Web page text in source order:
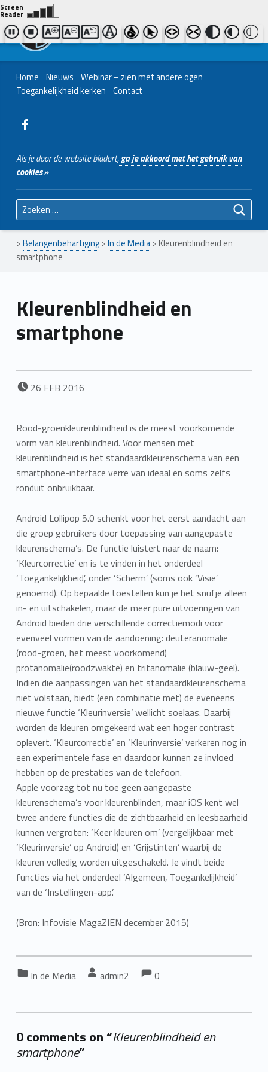
Contact ons
| Bel ons
038 - 427 04 48
Home Nieuws Webinar – zien met andere ogen
Toegankelijkheid kerken Contact
WebMan on Facebook
Als je door de website bladert,ga je akkoord met het gebruik van
cookies »
Zoeken naar:
>Belangenbehartiging>In de Media> Kleurenblindheid en
smartphone
Kleurenblindheid en
smartphone
POSTED ON:
26 FEB 2016
Rood-groenkleurenblindheid is de meest voorkomende
vorm van kleurenblindheid. Voor mensen met
kleurenblindheid is het standaardkleurenschema van een
smartphone-interface verre van ideaal en soms zelfs
ronduit onbruikbaar.
Android Lollipop 5.0 schenkt voor het eerst aandacht aan
die groep gebruikers door toepassing van aangepaste
kleurenschema’s. De functie luistert naar de naam:
‘Kleurcorrectie’ en is te vinden in het onderdeel
‘Toegankelijkheid’, onder ‘Scherm’ (soms ook ‘Visie’
genoemd). Op bepaalde toestellen kun je het snufje alleen
in- en uitschakelen, maar de meer pure uitvoeringen van
Android bieden drie verschillende correctiemodi voor
evenveel vormen van de aandoening: deuteranomalie
(rood-groen, het meest voorkomend)
protanomalie(roodzwakte) en tritanomalie (blauw-geel).
Indien die aanpassingen van het standaardkleurenschema
niet volstaan, biedt (een combinatie met) de eveneens
nieuwe functie ‘Kleurinversie’ wellicht soelaas. Daarbij
worden de kleuren omgekeerd wat een hoger contrast
oplevert. ‘Kleurcorrectie’ en ‘Kleurinversie’ verkeren nog in
een experimentele fase en daardoor kunnen ze invloed
hebben op de prestaties van de telefoon.
Apple voorzag tot nu toe geen aangepaste
kleurenschema’s voor kleurenblinden, maar iOS kent wel
twee andere functies die de zichtbaarheid en leesbaarheid
kunnen vergroten: ‘Keer kleuren om’ (vergelijkbaar met
‘Kleurinversie’ op Android) en ‘Grijstinten’ waarbij de
kleuren volledig worden uitgeschakeld. Je vindt beide
functies via het onderdeel ‘Algemeen, Toegankelijkheid’
van de ‘Instellingen-app’.
(Bron: Infovisie MagaZIEN december 2015)
In de Media admin2
Comments:
0
0 comments on “Kleurenblindheid en
smartphone”